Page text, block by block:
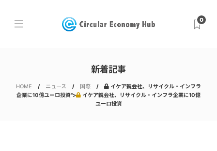
0
新着記事
HOME ニュース 国際
イケア親会社、リサイクル・インフラ
企業に10億ユーロ投資">
イケア親会社、リサイクル・インフラ企業に10億
ユーロ投資